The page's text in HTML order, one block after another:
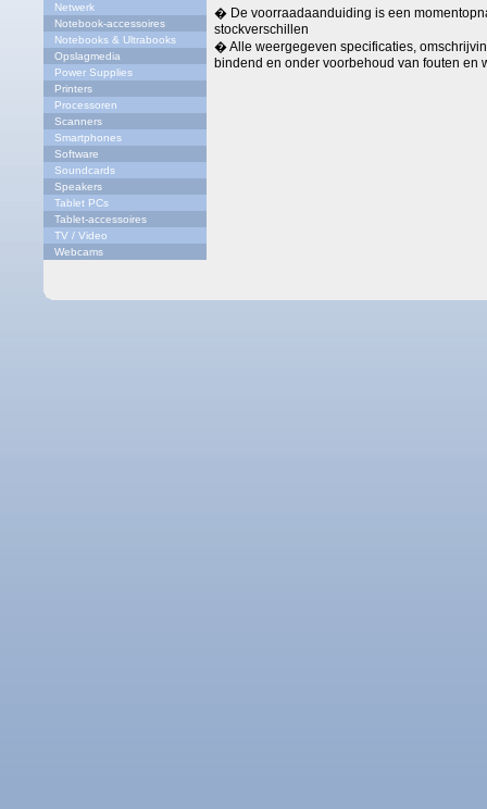
Netwerk
Notebook-accessoires
Notebooks & Ultrabooks
Opslagmedia
Power Supplies
Printers
Processoren
Scanners
Smartphones
Software
Soundcards
Speakers
Tablet PCs
Tablet-accessoires
TV / Video
Webcams
� De voorraadaanduiding is een
stockverschillen
� Alle weergegeven specificaties,
bindend en onder voorbehoud van fouten en